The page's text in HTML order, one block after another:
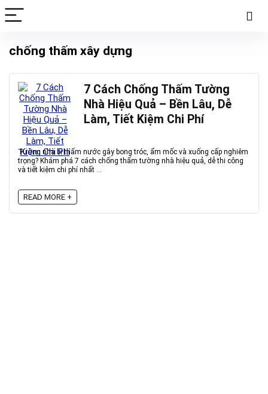
chống thấm xây dựng
7 Cách Chống Thấm Tường
Nhà Hiệu Quả – Bền Lâu, Dễ
Làm, Tiết Kiệm Chi Phí
Tường nhà bị thấm nước gây bong tróc, ẩm mốc và xuống cấp nghiêm
trọng? Khám phá 7 cách chống thấm tường nhà hiệu quả, dễ thi công
và tiết kiệm chi phí nhất ...
READ MORE +